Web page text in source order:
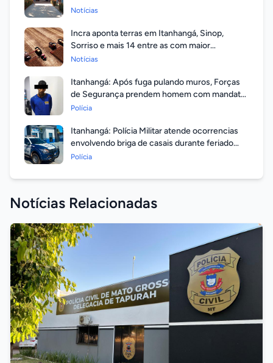
Notícias
Incra aponta terras em Itanhangá, Sinop,
Sorriso e mais 14 entre as com maior
valorização
Notícias
Itanhangá: Após fuga pulando muros, Forças
de Segurança prendem homem com mandato
em aberto por homicídio
Polícia
Itanhangá: Polícia Militar atende ocorrencias
envolvendo briga de casais durante feriado
prolongado
Polícia
Notícias Relacionadas